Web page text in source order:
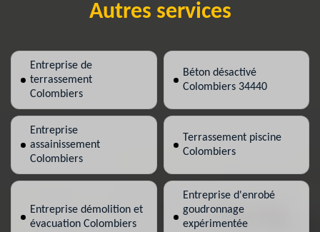
Autres services
Entreprise de
terrassement
Colombiers
Béton désactivé
Colombiers 34440
Entreprise
assainissement
Colombiers
Terrassement piscine
Colombiers
Entreprise démolition et
évacuation Colombiers
Entreprise d'enrobé
goudronnage
expérimentée